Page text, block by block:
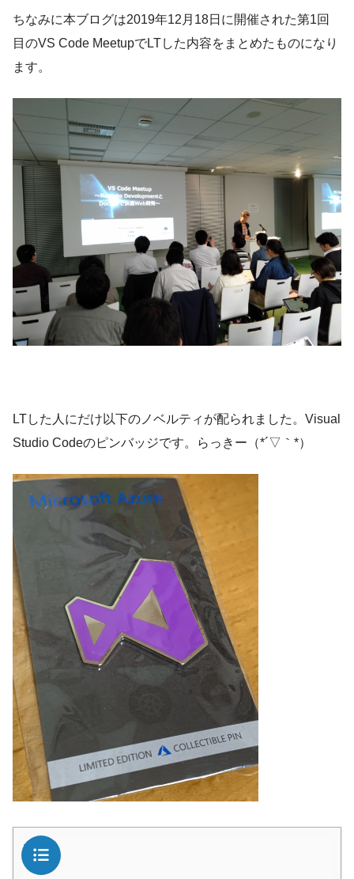
ちなみに本ブログは2019年12月18日に開催された第1回
目のVS Code MeetupでLTした内容をまとめたものになり
ます。
LTした人にだけ以下のノベルティが配られました。Visual
Studio Codeのピンバッジです。らっきー（*´▽｀*）
目次